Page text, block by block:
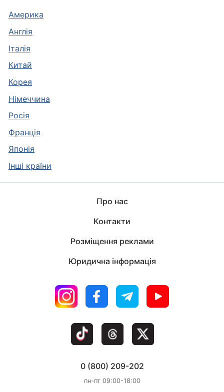
Америка
Англія
Італія
Китай
Корея
Німеччина
Росія
Франція
Японія
Інші країни
Про нас
Контакти
Розміщення реклами
Юридична інформація
0 (800) 209-202
пн-пт 09:00-18:00